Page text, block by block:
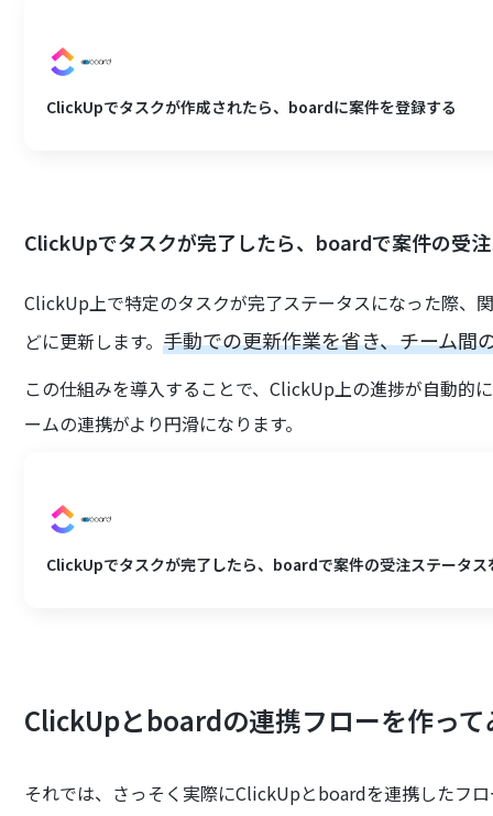
ClickUpでタスクが作成されたら、boardに案件を登録する
ClickUpでタスクが完了したら、boardで案件の受
ClickUp上で特定のタスクが完了ステータスになった際、
どに更新します。手動での更新作業を省き、チーム間
この仕組みを導入することで、ClickUp上の進捗が自動的
ームの連携がより円滑になります。
ClickUpでタスクが完了したら、boardで案件の受注ステータス
ClickUpとboardの連携フローを作って
それでは、さっそく実際にClickUpとboardを連携したフ